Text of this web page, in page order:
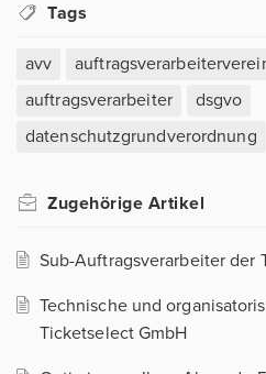
Tags
avv
auftragsverarbeiter
dsgvo
datenschutzgrundverordnung
Zugehörige Artikel
Sub-Auftragsverarbeiter der
Technische und
Ticketselect GmbH